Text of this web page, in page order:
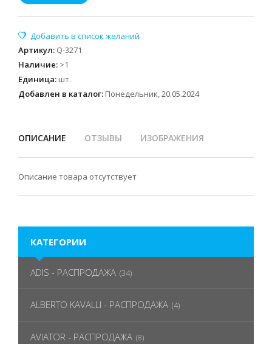
Артикул: Q-3271
Наличие: >1
Единица: шт.
Добавлен в каталог: Понедельник, 20.05.2024
ОПИСАНИЕ ОТЗЫВЫ ИЗОБРАЖЕНИЯ
Описание товара отсутствует
КАТЕГОРИИ
ADIS - РАСПРОДАЖА (34)
ALBERTO KAVALLI - РАСПРОДАЖА (4)
AVIATOR - РАСПРОДАЖА (8)